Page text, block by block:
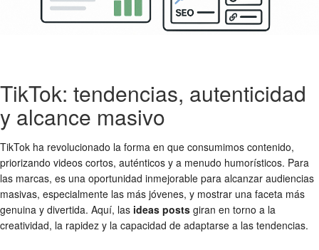
TikTok: tendencias, autenticidad
y alcance masivo
TikTok ha revolucionado la forma en que consumimos contenido,
priorizando videos cortos, auténticos y a menudo humorísticos. Para
las marcas, es una oportunidad inmejorable para alcanzar audiencias
masivas, especialmente las más jóvenes, y mostrar una faceta más
genuina y divertida. Aquí, las ideas posts giran en torno a la
creatividad, la rapidez y la capacidad de adaptarse a las tendencias.